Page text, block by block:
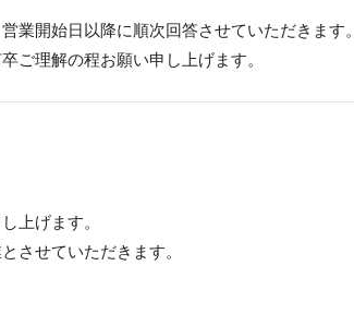
業開始日以降に順次回答させていただきます。
ご理解の程お願い申し上げます。
上げます。
させていただきます。